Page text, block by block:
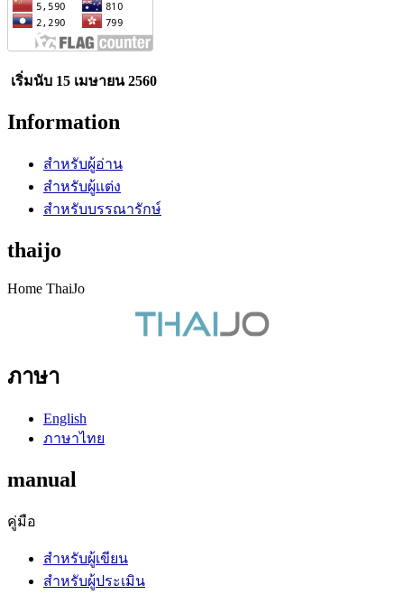
เริ่มนับ 15 เมษายน 2560
Information
สำหรับผู้อ่าน
สำหรับผู้แต่ง
สำหรับบรรณารักษ์
thaijo
Home ThaiJo
ภาษา
English
ภาษาไทย
manual
คู่มือ
สำหรับผู้เขียน
สำหรับผู้ประเมิน